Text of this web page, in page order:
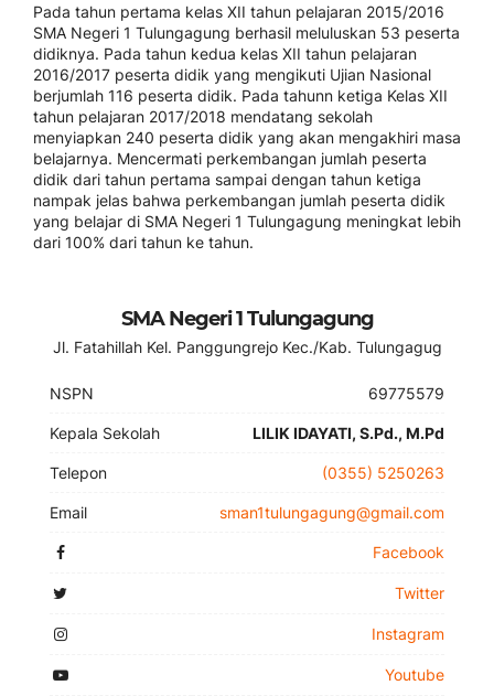
Pada tahun pertama kelas XII tahun pelajaran 2015/2016
SMA Negeri 1 Tulungagung berhasil meluluskan 53 peserta
didiknya. Pada tahun kedua kelas XII tahun pelajaran
2016/2017 peserta didik yang mengikuti Ujian Nasional
berjumlah 116 peserta didik. Pada tahunn ketiga Kelas XII
tahun pelajaran 2017/2018 mendatang sekolah
menyiapkan 240 peserta didik yang akan mengakhiri masa
belajarnya. Mencermati perkembangan jumlah peserta
didik dari tahun pertama sampai dengan tahun ketiga
nampak jelas bahwa perkembangan jumlah peserta didik
yang belajar di SMA Negeri 1 Tulungagung meningkat lebih
dari 100% dari tahun ke tahun.
SMA Negeri 1 Tulungagung
Jl. Fatahillah Kel. Panggungrejo Kec./Kab. Tulungagug
NSPN 69775579
Kepala Sekolah LILIK IDAYATI, S.Pd., M.Pd
Telepon (0355) 5250263
Email sman1tulungagung@gmail.com
Facebook
Twitter
Instagram
Youtube